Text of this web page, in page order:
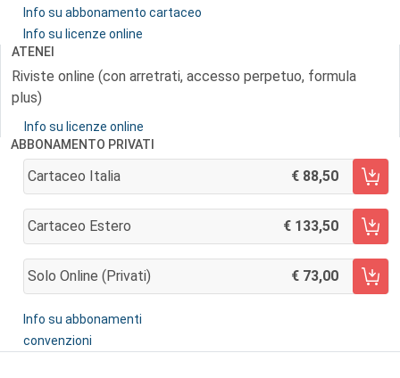
Info su abbonamento cartaceo
Info su licenze online
ATENEI
Riviste online (con arretrati, accesso perpetuo, formula
plus)
Info su licenze online
ABBONAMENTO PRIVATI
Cartaceo Italia 88,50
AGGIUNGI AL CARRELLO
Cartaceo Estero 133,50
AGGIUNGI AL CARRELLO
Solo Online (privati) 73,00
AGGIUNGI AL CARRELLO
Info su abbonamenti
convenzioni